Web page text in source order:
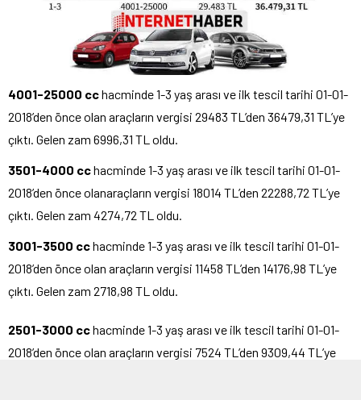
4001-25000 cchacminde 1-3 yaş arası ve ilk tescil tarihi 01-01-
2018’den önce olan araçların vergisi 29483 TL’den 36479,31 TL’ye
çıktı. Gelen zam 6996,31 TL oldu.
3501-4000 cchacminde 1-3 yaş arası ve ilk tescil tarihi 01-01-
2018’den önce olanaraçların vergisi 18014 TL’den 22288,72 TL’ye
çıktı. Gelen zam 4274,72 TL oldu.
3001-3500 cchacminde 1-3 yaş arası ve ilk tescil tarihi 01-01-
2018’den önce olan araçların vergisi 11458 TL’den 14176,98 TL’ye
çıktı. Gelen zam 2718,98 TL oldu.
2501-3000 cchacminde 1-3 yaş arası ve ilk tescil tarihi 01-01-
2018’den önce olan araçların vergisi 7524 TL’den 9309,44 TL’ye